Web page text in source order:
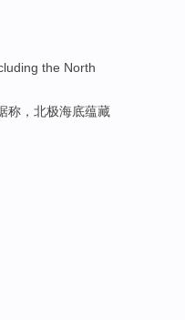
the North
称，北极海底蕴藏